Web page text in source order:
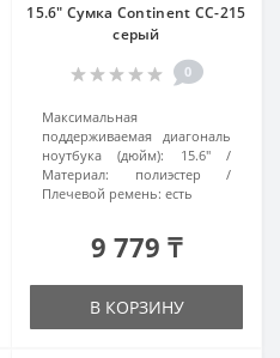
15.6" Сумка Continent CC-215
серый
0
Максимальная
поддерживаемая диагональ
ноутбука (дюйм):
15.6"
Материал:
полиэстер
Плечевой ремень: есть
9 779 ₸
В КОРЗИНУ